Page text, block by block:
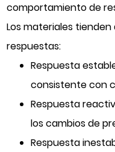
comportamiento de
Los materiales
respuestas:
Respuesta
consistente con
Respuesta
los cambios de
Respuesta